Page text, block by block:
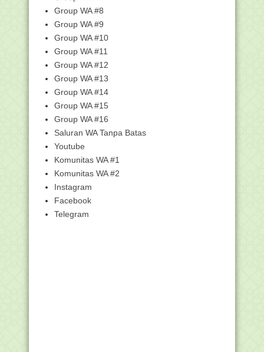
Profesi Guru
Tanya Jawab (FAQ) Program PIP
Mandiri - Kemenag
Persiapan Penyaluran Dana BOS Tahap
II TA. 2022
Pengumuman Hasil Seleksi Akademik
PPG Dalam Jabata...
Penjelasan tentang Blangko Ijazah
Madrasah
Juknis Tunjangan Insentif GBPNS Pada
RA dan Madras...
Mekanisme Perbaikan Data Referensi
Siswa di Verval...
Verifikasi dan Validasi Data Siswa Calon
Edaran Pemutakhiran Data Emis
Group WA #8
Group WA #9
Group WA #10
Group WA #11
Group WA #12
Group WA #13
Group WA #14
Group WA #15
Group WA #16
Saluran WA Tanpa Batas
Youtube
Komunitas WA #1
Komunitas WA #2
Instagram
Facebook
Telegram